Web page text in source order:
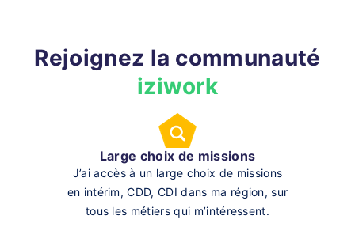
Rejoignez la communauté
iziwork
Large choix de missions
J’ai accès à un large choix de missions
en intérim, CDD, CDI dans ma région, sur
tous les métiers qui m’intéressent.